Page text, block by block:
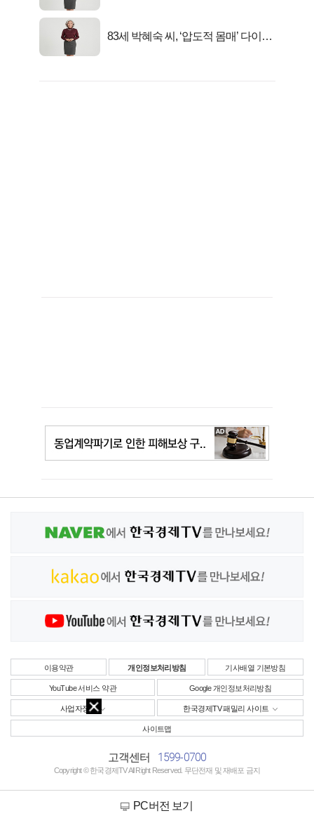
83세 박혜숙 씨, ‘압도적 몸매’ 다이어
이용약관 개인정보처리방침 기사배열 기본방침
YouTube 서비스 약관 Google 개인정보처리방침
사업자정보 한국경제TV 패밀리 사이트
사이트맵
고객센터 1599-0700
Copyright © 한국경제TV All Right Reserved. 무단전재 및 재배포 금지
PC버전 보기